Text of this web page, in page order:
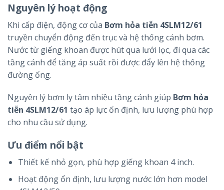
Nguyên lý hoạt động
Khi cấp điện, động cơ của Bơm hỏa tiễn 4SLM12/61
truyền chuyển động đến trục và hệ thống cánh bơm.
Nước từ giếng khoan được hút qua lưới lọc, đi qua các
tầng cánh để tăng áp suất rồi được đẩy lên hệ thống
đường ống.
Nguyên lý bơm ly tâm nhiều tầng cánh giúp Bơm hỏa
tiễn 4SLM12/61 tạo áp lực ổn định, lưu lượng phù hợp
cho nhu cầu sử dụng.
Ưu điểm nổi bật
Thiết kế nhỏ gọn, phù hợp giếng khoan 4 inch.
Hoạt động ổn định, lưu lượng nước lớn hơn model